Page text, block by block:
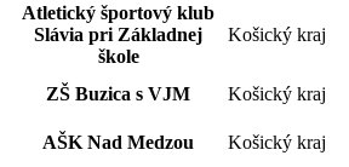
Atletický športový klub
Slávia pri Základnej
škole
Košický kraj
ZŠ Buzica s VJM Košický kraj
AŠK Nad Medzou Košický kraj